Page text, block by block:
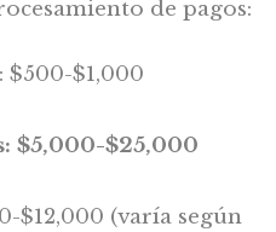
de pagos:
$1,000
$5,000-$25,000
$12,000 (varía según